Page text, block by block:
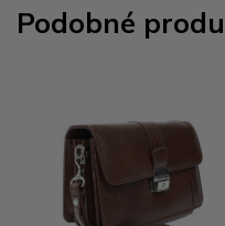
Podobné